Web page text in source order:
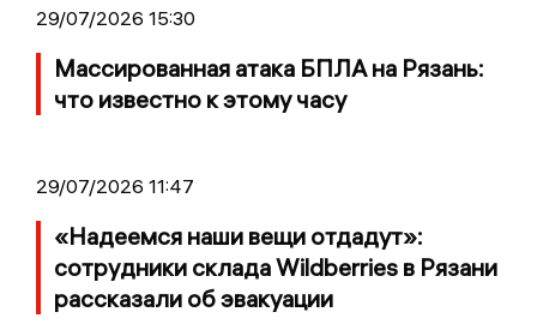
29/07/2026 15:30
Массированная атака БПЛА на Рязань:
что известно к этому часу
29/07/2026 11:47
«Надеемся наши вещи отдадут»:
сотрудники склада Wildberries в Рязани
рассказали об эвакуации